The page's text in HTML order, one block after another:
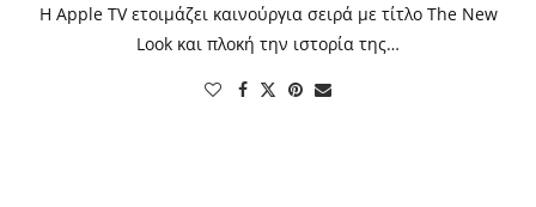
Η Apple TV ετοιμάζει καινούργια σειρά με τίτλο The New
Look και πλοκή την ιστορία της…